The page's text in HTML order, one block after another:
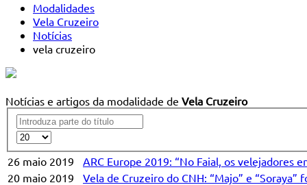
Modalidades
Vela Cruzeiro
Notícias
vela cruzeiro
Notícias e artigos da modalidade de Vela Cruzeiro
26 maio 2019
ARC Europe 2019: “No Faial, os velejadores
20 maio 2019
Vela de Cruzeiro do CNH: “Majo” e